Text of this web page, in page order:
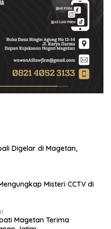
Digelar di Magetan,
Misteri CCTV di
Magetan Terima